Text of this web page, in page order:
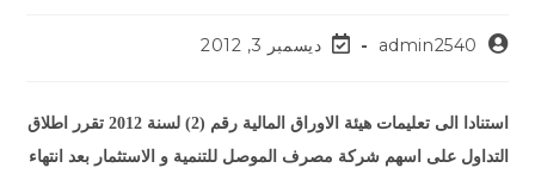
admin2540 ديسمبر 3, 2012
استنادا الى تعليمات هيئة الاوراق المالية رقم (2) لسنة 2012 تقرر اطلاق
التداول على اسهم شركة مصرف الموصل للتنمية و الاستثمار بعد انتهاء